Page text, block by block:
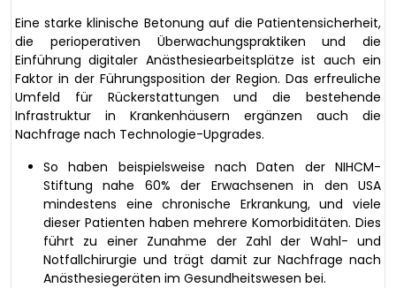
Eine starke klinische Betonung auf die Patientensicherheit,
die perioperativen Überwachungspraktiken und die
Einführung digitaler Anästhesiearbeitsplätze ist auch ein
Faktor in der Führungsposition der Region. Das erfreuliche
Umfeld für Rückerstattungen und die bestehende
Infrastruktur in Krankenhäusern ergänzen auch die
Nachfrage nach Technologie-Upgrades.
So haben beispielsweise nach Daten der NIHCM-
Stiftung nahe 60% der Erwachsenen in den USA
mindestens eine chronische Erkrankung, und viele
dieser Patienten haben mehrere Komorbiditäten. Dies
führt zu einer Zunahme der Zahl der Wahl- und
Notfallchirurgie und trägt damit zur Nachfrage nach
Anästhesiegeräten im Gesundheitswesen bei.